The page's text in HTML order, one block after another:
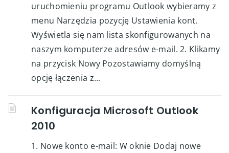
uruchomieniu programu Outlook wybieramy z
menu Narzędzia pozycję Ustawienia kont.
Wyświetla się nam lista skonfigurowanych na
naszym komputerze adresów e-mail. 2. Klikamy
na przycisk Nowy Pozostawiamy domyślną
opcję łączenia z...
Konfiguracja Microsoft Outlook
2010
1. Nowe konto e-mail: W oknie Dodaj nowe